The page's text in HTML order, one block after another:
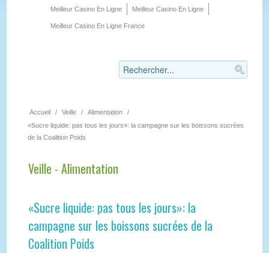
Meilleur Casino En Ligne Meilleur Casino En Ligne
Meilleur Casino En Ligne France
Accueil / Veille / Alimentation
/
«Sucre liquide: pas tous les jours»: la campagne sur les boissons sucrées
de la Coalition Poids
Veille - Alimentation
«Sucre liquide: pas tous les jours»: la
campagne sur les boissons sucrées de la
Coalition Poids